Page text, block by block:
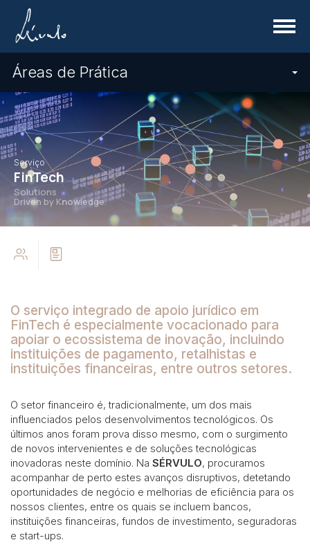
Menu
Áreas de Prática
Serviço
FinTech
Solutions
Driven by Knowledge.
O serviço integrado de apoio jurídico em
FinTech é especialmente vocacionado para
apoiar o ecossistema de inovação, incluindo
instituições de pagamento, retalhistas e
instituições financeiras, entre outros setores.
O setor financeiro é, tradicionalmente, um dos mais
influenciados pelos desenvolvimentos tecnológicos. Os
últimos anos foram prova disso mesmo, com o surgimento
de novos intervenientes e de soluções tecnológicas
inovadoras neste domínio. Na SÉRVULO, procuramos
acompanhar de perto estes avanços disruptivos, detetando
oportunidades de negócio e melhorias de eficiência para os
nossos clientes, entre os quais se incluem bancos,
instituições financeiras, fundos de investimento, seguradoras
e start-ups.